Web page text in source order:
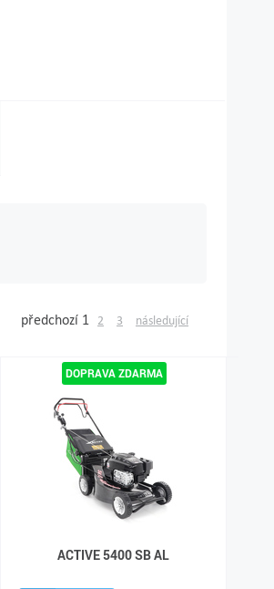
předchozí 1 2 3 následující
ACTIVE 5400 SB AL